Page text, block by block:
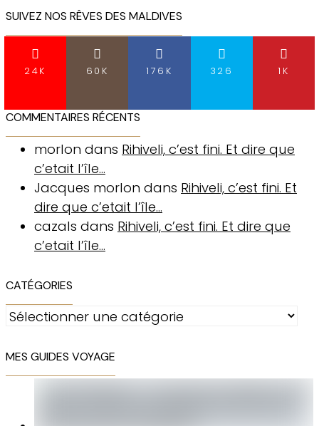
SUIVEZ NOS RÊVES DES MALDIVES
24K 60K 176K 326 1K
COMMENTAIRES RÉCENTS
morlon dans Rihiveli, c’est fini. Et dire que
c’etait l’île…
Jacques morlon dans Rihiveli, c’est fini. Et
dire que c’etait l’île…
cazals dans Rihiveli, c’est fini. Et dire que
c’etait l’île…
CATÉGORIES
Catégories
MES GUIDES VOYAGE